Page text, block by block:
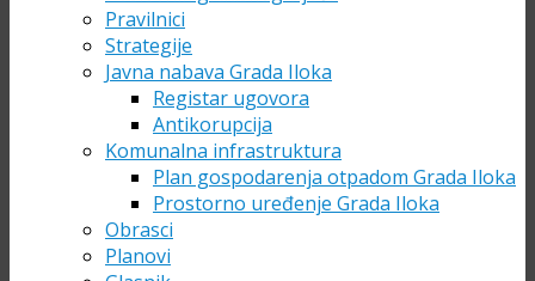
Pravilnici
Strategije
Javna nabava Grada Iloka
Registar ugovora
Antikorupcija
Komunalna infrastruktura
Plan gospodarenja otpadom Grada Iloka
Prostorno uređenje Grada Iloka
Obrasci
Planovi